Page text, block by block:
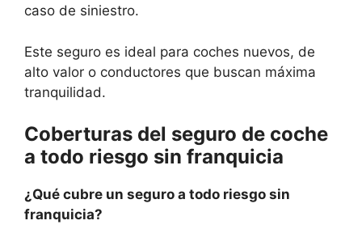
caso de siniestro.
Este seguro es ideal para coches nuevos, de
alto valor o conductores que buscan máxima
tranquilidad.
Coberturas del seguro de coche
a todo riesgo sin franquicia
¿Qué cubre un seguro a todo riesgo sin
franquicia?